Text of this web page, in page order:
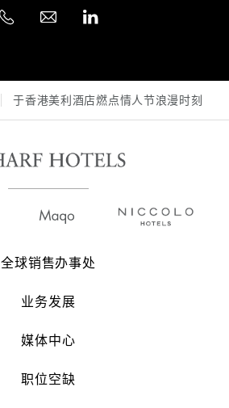
于香港美利酒店燃点情人节浪漫时刻
全球销售办事处
业务发展
媒体中心
职位空缺